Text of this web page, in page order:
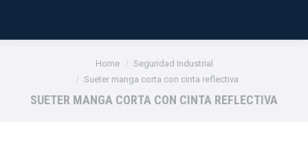
Home
Seguridad Industrial
Sueter manga corta con cinta reflectiva
SUETER MANGA CORTA CON CINTA REFLECTIVA